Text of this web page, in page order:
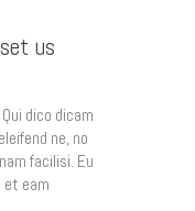
us
dico dicam
ne, no
facilisi. Eu
et eam